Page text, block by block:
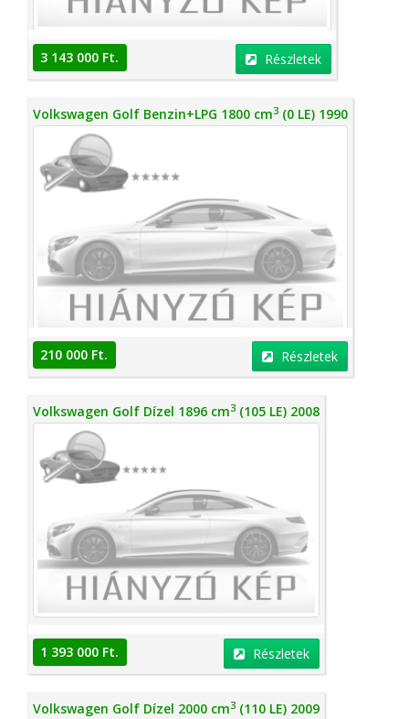
3 143 000 Ft. Részletek
Volkswagen Golf Benzin+LPG 1800 cm3 (0 LE) 1990
210 000 Ft. Részletek
Volkswagen Golf Dízel 1896 cm3 (105 LE) 2008
1 393 000 Ft. Részletek
Volkswagen Golf Dízel 2000 cm3 (110 LE) 2009